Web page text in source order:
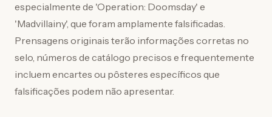
especialmente de 'Operation: Doomsday' e
'Madvillainy', que foram amplamente falsificadas.
Prensagens originais terão informações corretas no
selo, números de catálogo precisos e frequentemente
incluem encartes ou pôsteres específicos que
falsificações podem não apresentar.